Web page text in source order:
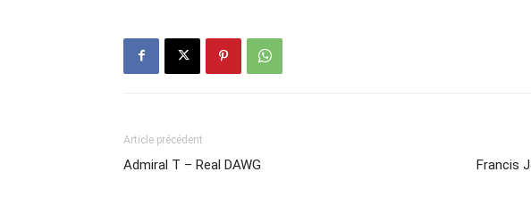
Article précédent
Admiral T – Real DAWG
Francis